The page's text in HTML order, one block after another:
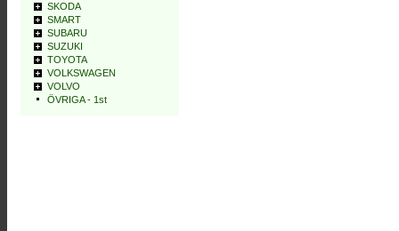
SKODA
SMART
SUBARU
SUZUKI
TOYOTA
VOLKSWAGEN
VOLVO
ÖVRIGA - 1st